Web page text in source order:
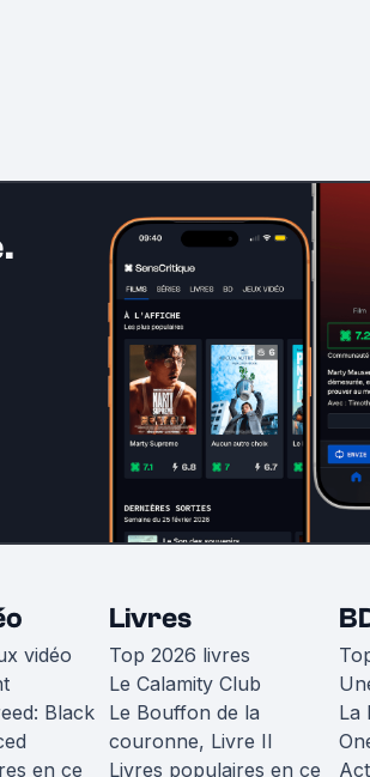
vidéo
Black
en ce
Livres
Top 2026 livres
Le Calamity Club
Le Bouffon de la
couronne, Livre II
Livres populaires en ce
La